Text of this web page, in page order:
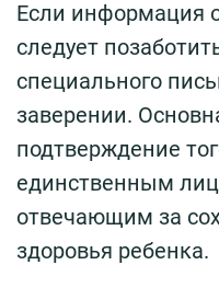
Если информация
следует
специального
заверении.
подтверждение
единственным
отвечающим за
здоровья ребенка.